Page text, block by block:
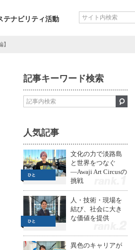
テナビリティ活動
記事キーワード検索
人気記事
文化の力で淡路島
と世界をつなぐ
—Awaji Art Circusの
挑戦
人・技術・現場を
結び、社会に大き
な価値を提供
異色のキャリアが